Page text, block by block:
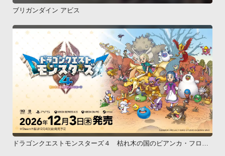
ブリガンダイン アビス
ドラゴンクエストモンスターズ４ 枯れ木の国のビアンカ・フロー